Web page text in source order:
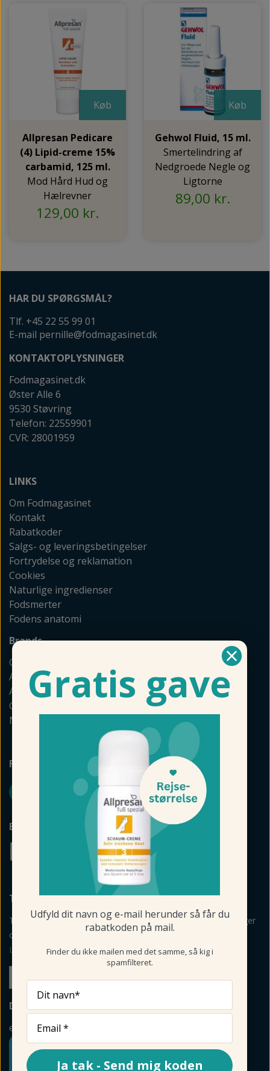
Køb
Allpresan Pedicare
(4) Lipid-creme 15%
carbamid, 125 ml.
Mod Hård Hud og
Hælrevner
129,00 kr.
Køb
Gehwol Fluid, 15 ml.
Smertelindring af
Nedgroede Negle og
Ligtorne
89,00 kr.
HAR DU SPØRGSMÅL?
Tlf. +45 22 55 99 01
E-mail pernille@fodmagasinet.dk
KONTAKTOPLYSNINGER
Fodmagasinet.dk
Øster Alle 6
9530 Støvring
Telefon: 22559901
CVR: 28001959
LINKS
Om Fodmagasinet
Kontakt
Rabatkoder
Salgs- og leveringsbetingelser
Fortrydelse og reklamation
Cookies
Naturlige ingredienser
Fodsmerter
Fodens anatomi
Brands
GEHWOL
Allpresan
Akileine
Camillen
Naturkosmetik
FØLG FODMAGASINET
BETALINGSMULIGHEDER
TILMELD NYHEDSBREV
Tilmeld mig nyheder, vejledning, personlige råd og anbefalinger
om produkter via mail og sms fra Fodmagsinet.dk.
Læs betingelser her>
Tilmeld
DIN SIKKERHED
e-mærket
Gratis gave
Udfyld dit navn og e-mail herunder så får du
rabatkoden på mail.
Finder du ikke mailen med det samme, så kig i
spamfilteret.
Dit navn*
Ja tak - Send mig koden